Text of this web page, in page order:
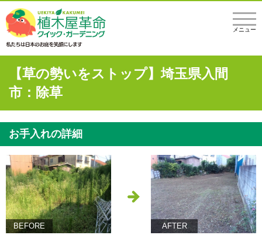
メニュー
【草の勢いをストップ】埼玉県入間
市：除草
お手入れの詳細
BEFORE AFTER